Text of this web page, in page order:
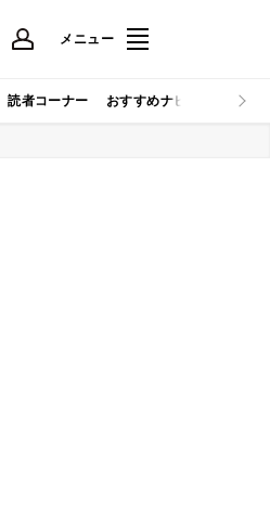
メニュー
読者コーナー おすすめナビ マイナビ